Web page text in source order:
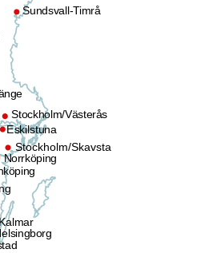
Borlänge
Stockholm/Västerås
Eskilstuna
Norrköping
Linköping
Kalmar
Kristianstad
Jönköping
Ängelholm/Helsingborg
Sundsvall-Timrå
Stockholm/Skavsta